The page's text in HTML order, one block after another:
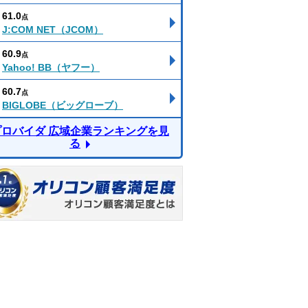
61.0点
J:COM NET（JCOM）
60.9点
Yahoo! BB（ヤフー）
60.7点
BIGLOBE（ビッグローブ）
バイダ 広域企業ランキングを見
る